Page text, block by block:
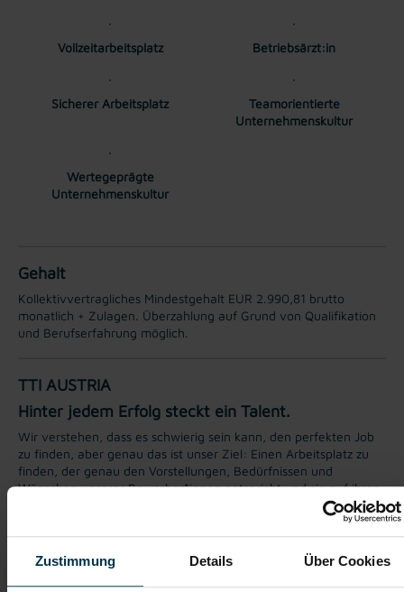
Zustimmung Details Über Cookies
Vollzeitarbeitsplatz Betriebsärzt:in
Sicherer Arbeitsplatz
Teamorientierte
Unternehmenskultur
Wertegeprägte
Unternehmenskultur
Gehalt
Kollektivvertragliches Mindestgehalt EUR 2.990,81 brutto
monatlich + Zulagen. Überzahlung auf Grund von Qualifikation
und Berufserfahrung möglich.
TTI AUSTRIA
Hinter jedem Erfolg steckt ein Talent.
Wir verstehen, dass es schwierig sein kann, den perfekten Job
zu finden, aber genau das ist unser Ziel: Einen Arbeitsplatz zu
finden, der genau den Vorstellungen, Bedürfnissen und
Wünschen unserer Bewerber*innen entspricht und sie auf ihren
Mit nur einer Bewerbung bekommt man bei uns Zugang zu
zahlreichen Jobangeboten in verschiedenen Branchen und
Bereichen. Jetzt bewerben und Traumjob finden! Wir freuen
uns auf ein Kennenlernen!